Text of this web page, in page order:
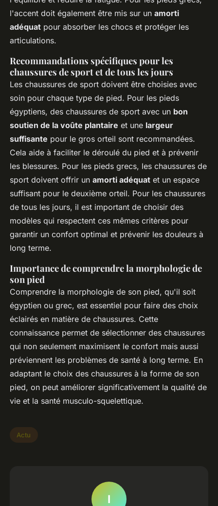
l'accent doit également être mis sur un amorti
adéquat pour absorber les chocs et protéger les
articulations.
Recommandations spécifiques pour les
chaussures de sport et de tous les jours
Les chaussures de sport doivent être choisies avec
soin pour chaque type de pied. Pour les pieds
égyptiens, des chaussures de sport avec un bon
soutien de la voûte plantaire et une largeur
suffisante pour le gros orteil sont recommandées.
Cela aide à faciliter le déroulé du pied et à prévenir
les blessures. Pour les pieds grecs, les chaussures de
sport doivent offrir un amorti adéquat et un espace
suffisant pour le deuxième orteil. Pour les chaussures
de tous les jours, il est important de choisir des
modèles qui respectent ces mêmes critères pour
garantir un confort optimal et prévenir les douleurs à
long terme.
Importance de comprendre la morphologie de
son pied
Comprendre la morphologie de son pied, qu'il soit
égyptien ou grec, est essentiel pour faire des choix
éclairés en matière de chaussures. Cette
connaissance permet de sélectionner des chaussures
qui non seulement maximisent le confort mais aussi
préviennent les problèmes de santé à long terme. En
adaptant le choix des chaussures à la forme de son
pied, on peut améliorer significativement la qualité de
vie et la santé musculo-squelettique.
Actu
I